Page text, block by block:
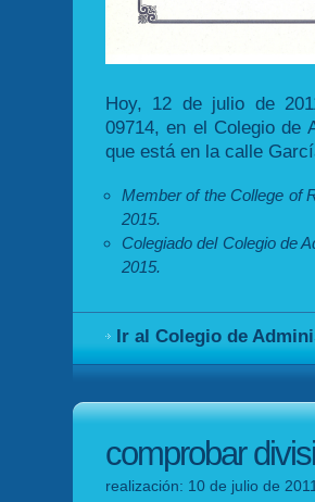
Hoy, 12 de julio de
09714, en el Colegio de
que está en la calle
Member of the College of
2015.
Colegiado del Colegio de
2015.
Ir al Colegio de
comprobar
realización: 10 de julio de